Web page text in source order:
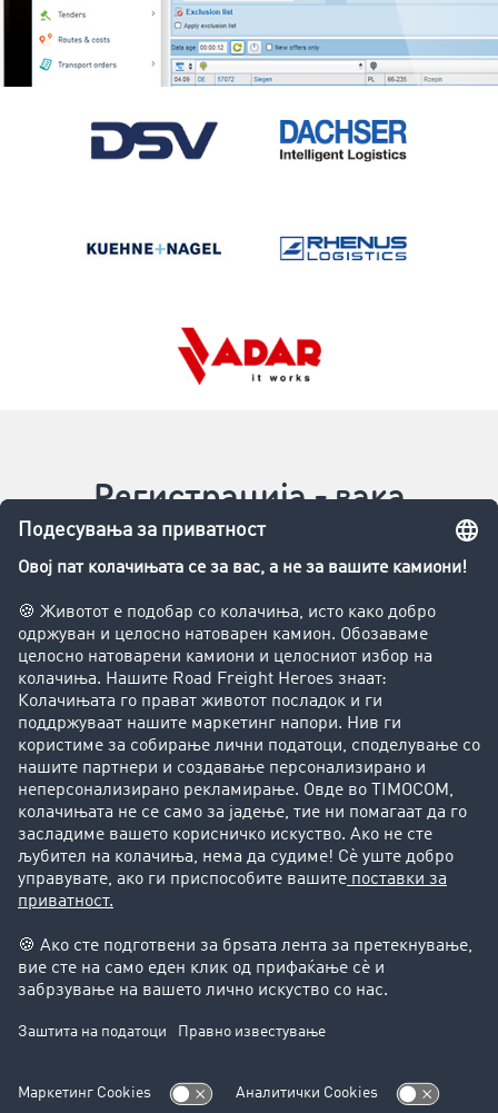
Регистрација - вака
функционира:
Сега регистрирајте се
Имате понатамошни
прашања?
Тогаш контактирајте ја службата за грижа за
+49 211 88 26 88 26